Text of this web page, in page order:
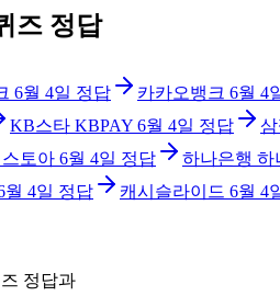
즈 정답
6월 4일 정답 카카오뱅크 6월 4
KB스타 KBPAY 6월 4일 정답
스토아 6월 4일 정답 하나은행 하
월 4일 정답 캐시슬라이드 6월 4
정답과